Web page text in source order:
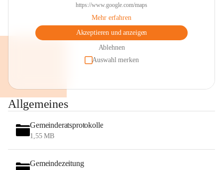
https://www.google.com/maps
Mehr erfahren
Akzeptieren und anzeigen
Ablehnen
Auswahl merken
Allgemeines
Gemeinderatsprotokolle
1,55 MB
Gemeindezeitung